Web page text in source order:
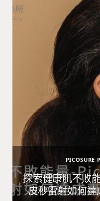
PICOSURE
探索健康肌不敗
皮秒雷射如何